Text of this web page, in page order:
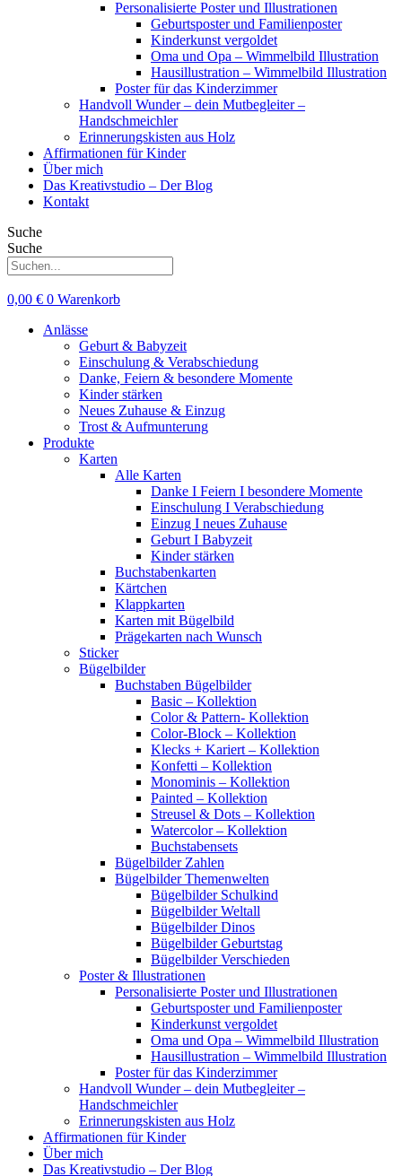
Personalisierte Poster und Illustrationen
Geburtsposter und Familienposter
Kinderkunst vergoldet
Oma und Opa – Wimmelbild Illustration
Hausillustration – Wimmelbild Illustration
Poster für das Kinderzimmer
Handvoll Wunder – dein Mutbegleiter –
Handschmeichler
Erinnerungskisten aus Holz
Affirmationen für Kinder
Über mich
Das Kreativstudio – Der Blog
Kontakt
Suche
Suche
0,00 € 0 Warenkorb
Anlässe
Geburt & Babyzeit
Einschulung & Verabschiedung
Danke, Feiern & besondere Momente
Kinder stärken
Neues Zuhause & Einzug
Trost & Aufmunterung
Produkte
Karten
Alle Karten
Danke I Feiern I besondere Momente
Einschulung I Verabschiedung
Einzug I neues Zuhause
Geburt I Babyzeit
Kinder stärken
Buchstabenkarten
Kärtchen
Klappkarten
Karten mit Bügelbild
Prägekarten nach Wunsch
Sticker
Bügelbilder
Buchstaben Bügelbilder
Basic – Kollektion
Color & Pattern- Kollektion
Color-Block – Kollektion
Klecks + Kariert – Kollektion
Konfetti – Kollektion
Monominis – Kollektion
Painted – Kollektion
Streusel & Dots – Kollektion
Watercolor – Kollektion
Buchstabensets
Bügelbilder Zahlen
Bügelbilder Themenwelten
Bügelbilder Schulkind
Bügelbilder Weltall
Bügelbilder Dinos
Bügelbilder Geburtstag
Bügelbilder Verschieden
Poster & Illustrationen
Personalisierte Poster und Illustrationen
Geburtsposter und Familienposter
Kinderkunst vergoldet
Oma und Opa – Wimmelbild Illustration
Hausillustration – Wimmelbild Illustration
Poster für das Kinderzimmer
Handvoll Wunder – dein Mutbegleiter –
Handschmeichler
Erinnerungskisten aus Holz
Affirmationen für Kinder
Über mich
Das Kreativstudio – Der Blog